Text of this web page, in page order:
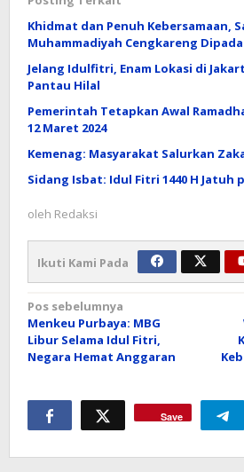
Khidmat dan Penuh Kebersamaan,
Muhammadiyah Cengkareng
Jelang Idulfitri, Enam Lokasi di
Pantau Hilal
Pemerintah Tetapkan Awal
12 Maret 2024
Kemenag: Masyarakat Salurkan
Sidang Isbat: Idul Fitri 1440 H Jatuh
oleh Redaksi
Ikuti Kami Pada
Navigasi
pos
Pos sebelumnya
Menkeu Purbaya: MBG
Libur Selama Idul Fitri,
Negara Hemat Anggaran
Save